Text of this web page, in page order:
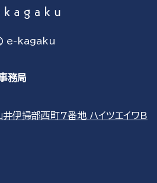
e-kagaku
務局
伊掃部西町7番地 ハイツエイワB